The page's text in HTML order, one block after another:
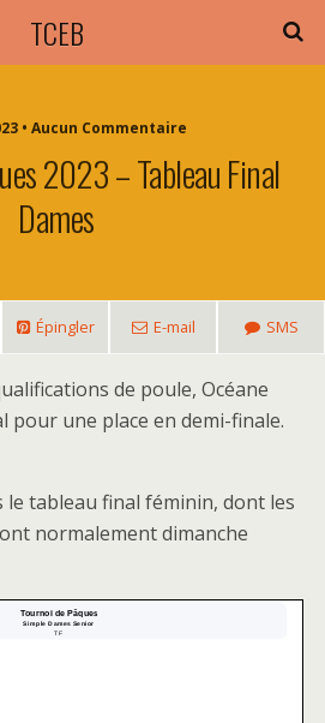
TCEB
• Aucun Commentaire
2023 – Tableau Final
Dames
Épingler E-mail SMS
de poule, Océane
pour une place en demi-finale.
le tableau final féminin, dont les
normalement dimanche